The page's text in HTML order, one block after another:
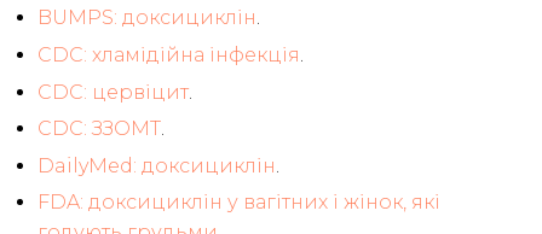
BUMPS: доксициклін.
CDC: хламідійна інфекція.
CDC: цервіцит
CDC: ЗЗОМТ.
DailyMed: доксициклін.
FDA: доксициклін у вагітних і жінок, які